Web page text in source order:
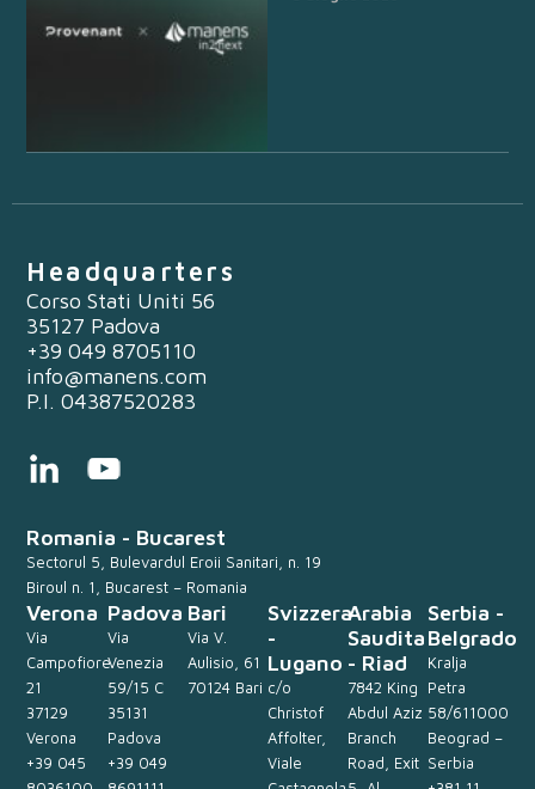
Headquarters
Corso Stati Uniti 56
35127 Padova
+39 049 8705110
info@manens.com
P.I. 04387520283
Romania - Bucarest
Sectorul 5, Bulevardul Eroii Sanitari, n. 19
Biroul n. 1, Bucarest – Romania
Verona
Via
Campofiore
21
37129
Verona
+39 045
Padova
Via
Venezia
59/15 C
35131
Padova
+39 049
Bari
Via V.
Aulisio, 61
70124 Bari
Svizzera
-
Lugano
c/o
Christof
Affolter,
Viale
Arabia
Saudita
- Riad
7842 King
Abdul Aziz
Branch
Road, Exit
Serbia -
Belgrado
Kralja
Petra
58/611000
Beograd –
Serbia